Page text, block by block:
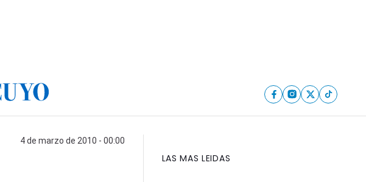
4 de marzo de 2010 - 00:00
LAS MAS LEIDAS